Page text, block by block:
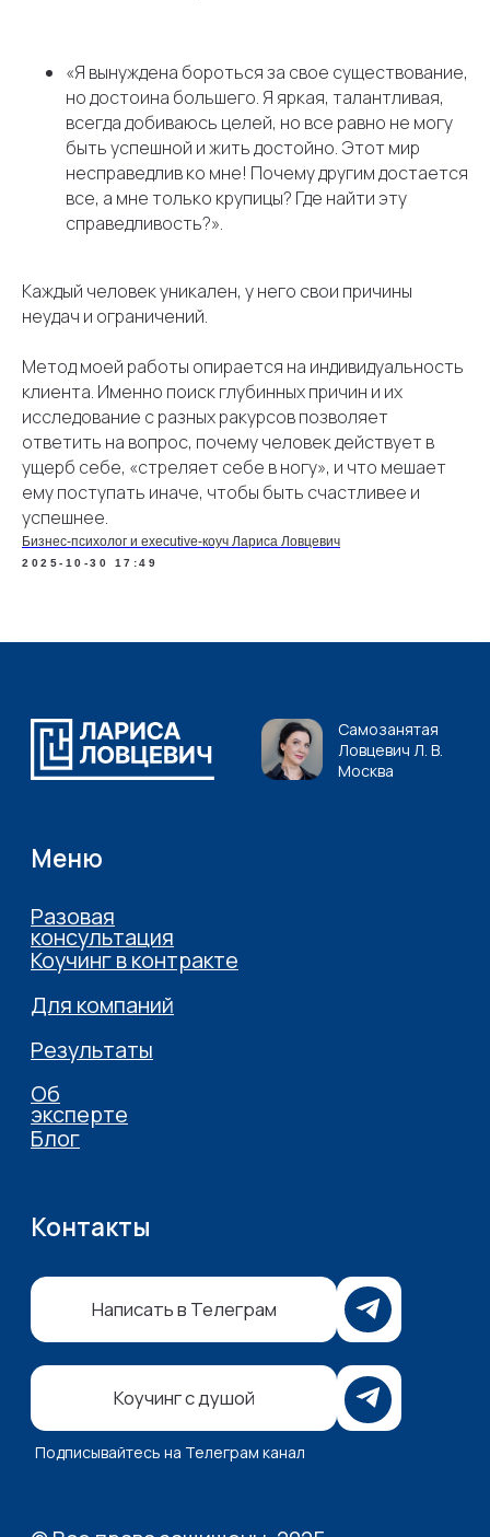
«Я вынуждена бороться за свое существование,
но достоина большего. Я яркая, талантливая,
всегда добиваюсь целей, но все равно не могу
быть успешной и жить достойно. Этот мир
несправедлив ко мне! Почему другим достается
все, а мне только крупицы? Где найти эту
справедливость?».
Каждый человек уникален, у него свои причины
неудач и ограничений.
Метод моей работы опирается на индивидуальность
клиента. Именно поиск глубинных причин и их
исследование с разных ракурсов позволяет
ответить на вопрос, почему человек действует в
ущерб себе, «стреляет себе в ногу», и что мешает
ему поступать иначе, чтобы быть счастливее и
успешнее.
Бизнес-психолог и executive-коуч Лариса Ловцевич
2025-10-30 17:49
Результаты
эксперте
Политика обработки персональных данных
Публичная оферта
Согласие на обработку персональных данных
© Все права защищены. 2025
Контакты
Коучинг с душой
Подписывайтесь на Телеграм канал